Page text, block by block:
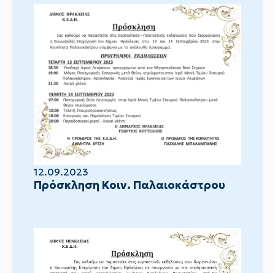
12.09.2023
Πρόσκληση Κοιν. Παλαιοκάστρου